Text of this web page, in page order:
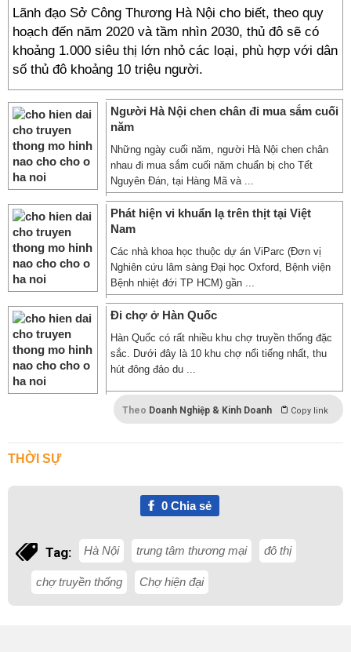
Lãnh đạo Sở Công Thương Hà Nội cho biết, theo quy
hoạch đến năm 2020 và tầm nhìn 2030, thủ đô sẽ có
khoảng 1.000 siêu thị lớn nhỏ các loại, phù hợp với dân
số thủ đô khoảng 10 triệu người.
Người Hà Nội chen chân đi mua sắm cuối
năm
Những ngày cuối năm, người Hà Nội chen chân
nhau đi mua sắm cuối năm chuẩn bị cho Tểt
Nguyên Đán, tại Hàng Mã và ...
Phát hiện vi khuẩn lạ trên thịt tại Việt
Nam
Các nhà khoa học thuộc dự án ViParc (Đơn vị
Nghiên cứu lâm sàng Đại học Oxford, Bệnh viện
Bệnh nhiệt đới TP HCM) gần ...
Đi chợ ở Hàn Quốc
Hàn Quốc có rất nhiều khu chợ truyền thống đặc
sắc. Dưới đây là 10 khu chợ nổi tiếng nhất, thu
hút đông đảo du ...
Theo Doanh Nghiệp & Kinh Doanh Copy link
THỜI SỰ
0Chia sẻ
Tag: Hà Nội trung tâm thương mại đô thị
chợ truyền thống Chợ hiện đại